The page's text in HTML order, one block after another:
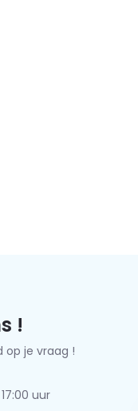
!
op je vraag !
uur